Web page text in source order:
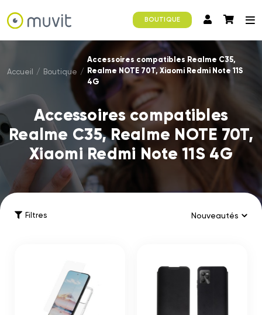
BOUTIQUE
Accueil / Boutique /
Accessoires compatibles Realme C35,
Realme NOTE 70T, Xiaomi Redmi Note 11S
4G
Accessoires compatibles
Realme C35, Realme NOTE 70T,
Xiaomi Redmi Note 11S 4G
Filtres